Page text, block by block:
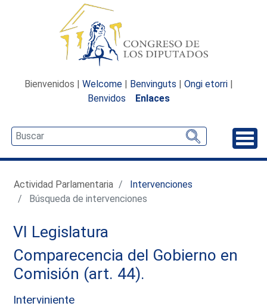
Bienvenidos | Welcome | Benvinguts | Ongi etorri |
Benvidos
Enlaces
Actividad Parlamentaria
Intervenciones
Búsqueda de intervenciones
VI Legislatura
Comparecencia del Gobierno en
Comisión (art. 44).
Interviniente